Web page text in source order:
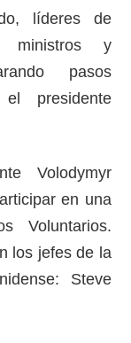
líderes de
ministros y
pasos
el presidente
Volodymyr
en una
Voluntarios.
los jefes de la
Steve